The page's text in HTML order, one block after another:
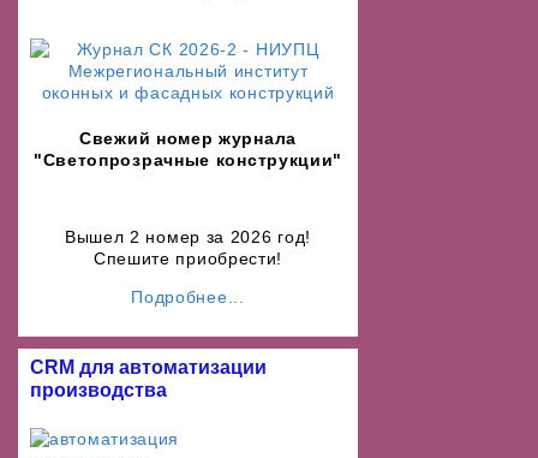
Свежий номер журнала
"Светопрозрачные конструкции"
Вышел 2 номер за 2026 год!
Спешите приобрести!
Подробнее...
CRM для автоматизации
производства